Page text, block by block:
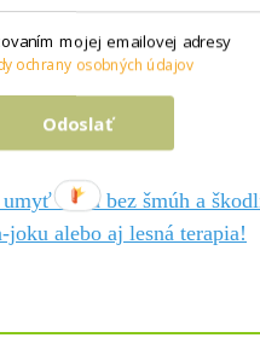
okná bez šmúh a
alebo aj lesná terapia!
Odoslať
mojej emailovej adresy
ochrany osobných údajov